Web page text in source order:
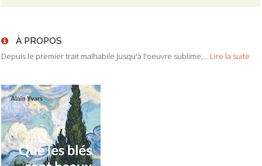
À PROPOS
Depuis le premier trait malhabile Jusqu'à l'oeuvre sublime,... Lire la suite